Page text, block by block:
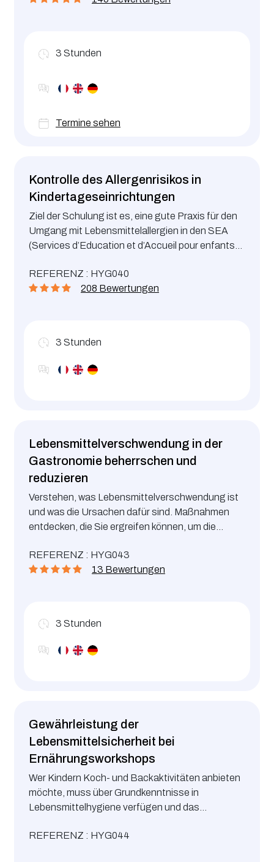
3 Stunden
Termine sehen
Kontrolle des Allergenrisikos in
Kindertageseinrichtungen
Ziel der Schulung ist es, eine gute Praxis für den
Umgang mit Lebensmittelallergien in den SEA
(Services d’Education et d’Accueil pour enfants
Schulung ist im Rahmen des Leitfadens für eine
gute Hygienepraxis in Kindertageseinrichtungen
REFERENZ : HYG040
208 Bewertungen
3 Stunden
Lebensmittelverschwendung in der
Gastronomie beherrschen und
reduzieren
Verstehen, was Lebensmittelverschwendung ist
und was die Ursachen dafür sind. Maßnahmen
entdecken, die Sie ergreifen können, um die
bekommen und zu reduzieren.
REFERENZ : HYG043
13 Bewertungen
3 Stunden
Gewährleistung der
Lebensmittelsicherheit bei
Ernährungsworkshops
Wer Kindern Koch- und Backaktivitäten anbieten
möchte, muss über Grundkenntnisse in
Lebensmittelhygiene verfügen und das
REFERENZ : HYG044